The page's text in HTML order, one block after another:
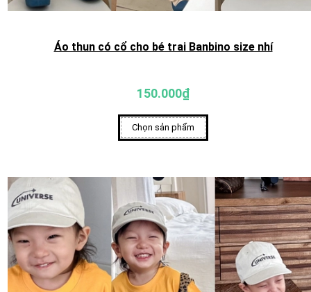
Áo thun có cổ cho bé trai Banbino size nhí
150.000₫
Chọn sản phẩm